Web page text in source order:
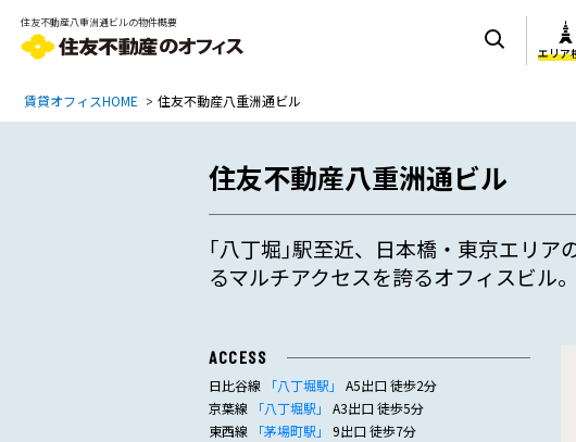
住友不動産八重洲通ビルの物件概要
エリア
賃貸オフィスHOME 住友不動産八重洲通ビル
住友不動産八重洲通ビル
｢八丁堀｣駅至近、日本橋・東京エリア
るマルチアクセスを誇るオフィスビル。
ACCESS
日比谷線 「八丁堀駅」 A5出口 徒歩2分
京葉線
「八丁堀駅」 A3出口 徒歩5分
東西線
「茅場町駅」 9出口 徒歩7分